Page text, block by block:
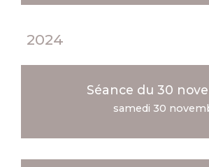
2024
Séance du 30
samedi 30